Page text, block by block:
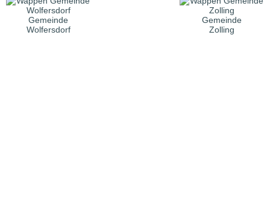
Gemeinde
Wolfersdorf
Gemeinde
Zolling